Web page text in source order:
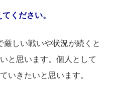
ください。
しい戦いや状況が続くと
と思います。個人として
いきたいと思います。